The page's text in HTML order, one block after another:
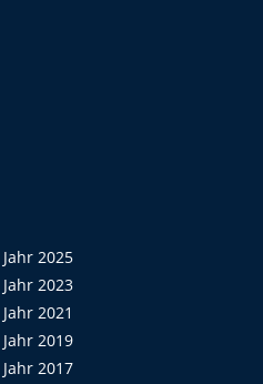
Jahr 2025
Jahr 2023
Jahr 2021
Jahr 2019
Jahr 2017